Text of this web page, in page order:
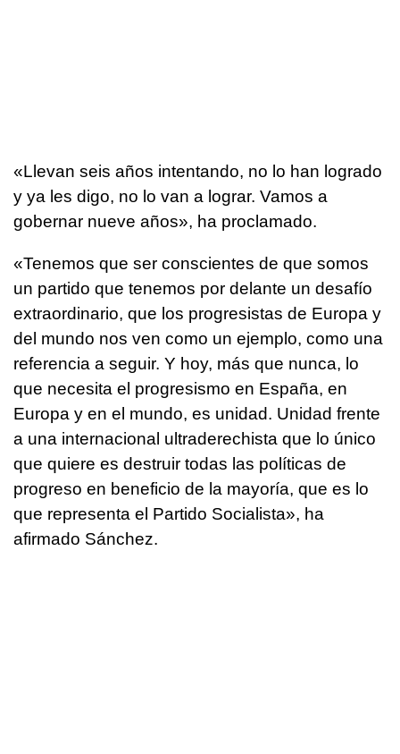
«Llevan seis años intentando, no lo han logrado
y ya les digo, no lo van a lograr. Vamos a
gobernar nueve años», ha proclamado.
«Tenemos que ser conscientes de que somos
un partido que tenemos por delante un desafío
extraordinario, que los progresistas de Europa y
del mundo nos ven como un ejemplo, como una
referencia a seguir. Y hoy, más que nunca, lo
que necesita el progresismo en España, en
Europa y en el mundo, es unidad. Unidad frente
a una internacional ultraderechista que lo único
que quiere es destruir todas las políticas de
progreso en beneficio de la mayoría, que es lo
que representa el Partido Socialista», ha
afirmado Sánchez.